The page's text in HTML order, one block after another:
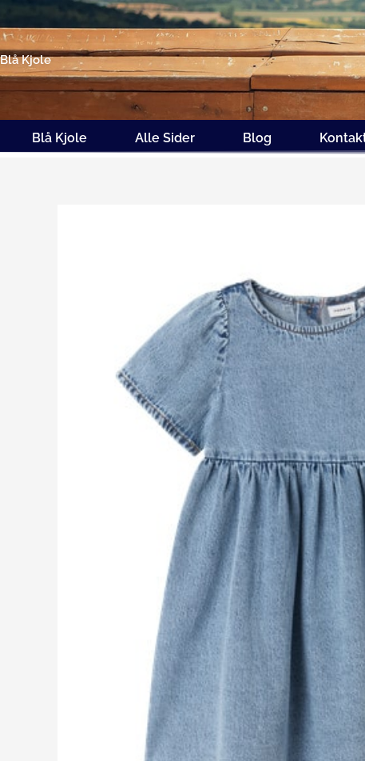
til
indholdet
Blå Kjole
Blå Kjole Alle Sider Blog